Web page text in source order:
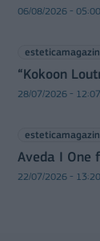
06/08/2026 - 05:00
“Kokoon
28/07/2026 - 12:07
Aveda I One
22/07/2026 - 13:20